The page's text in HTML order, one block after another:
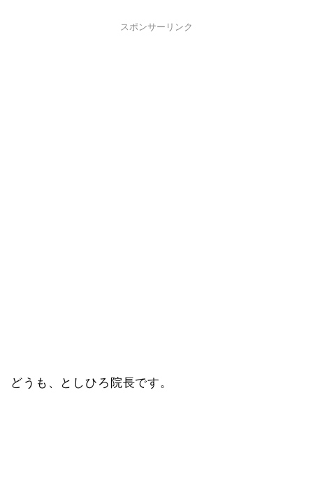
スポンサーリンク
どうも、としひろ院長です。